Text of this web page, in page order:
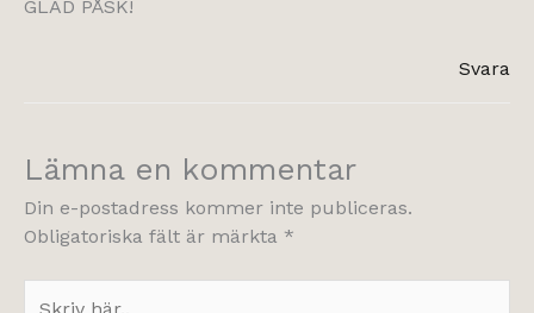
GLAD PÅSK!
Svara
Lämna en kommentar
Din e-postadress kommer inte publiceras.
Obligatoriska fält är märkta *